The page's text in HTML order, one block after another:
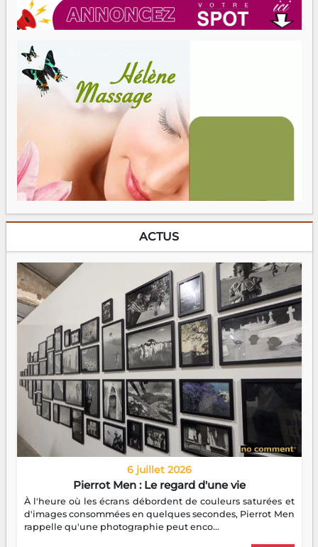
ACTUS
6 juillet 2026
Pierrot Men : Le regard d'une vie
À l'heure où les écrans débordent de couleurs saturées et
d'images consommées en quelques secondes, Pierrot Men
rappelle qu'une photographie peut enco...